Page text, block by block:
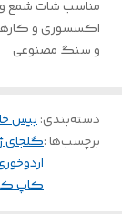
مناسب شات شمع و
اکسسوری و
و سنگ مصنوعی
دسته‌بندی:بیس
برچسب‌ها :گلجای
کاپ